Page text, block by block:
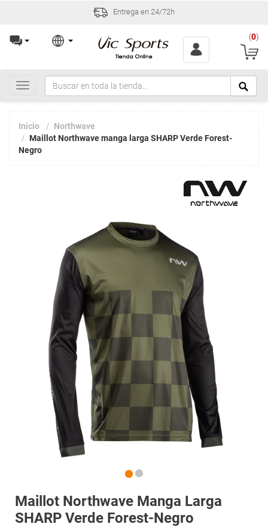
Entrega en 24/72h
(0)
Toggle
navigation
Inicio
Northwave
Maillot Northwave manga larga SHARP Verde Forest-
Negro
Maillot Northwave Manga Larga
SHARP Verde Forest-Negro